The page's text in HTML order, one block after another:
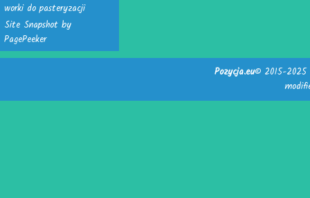
worki do pasteryzacji
Site Snapshot by
PagePeeker
Pozycja.eu© 2015-